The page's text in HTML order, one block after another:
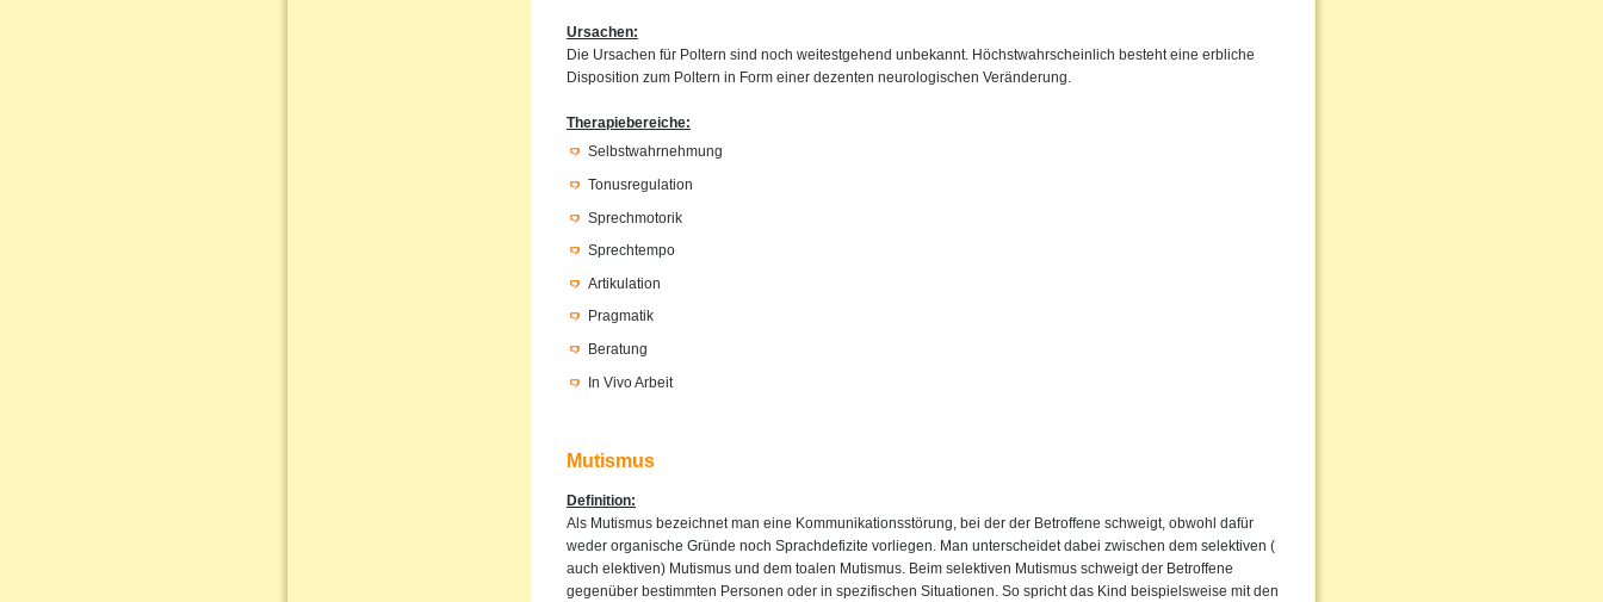
Ursachen:
Die Ursachen für Poltern sind noch weitestgehend unbekannt. Höchstwahrscheinlich besteht eine erbliche
Disposition zum Poltern in Form einer dezenten neurologischen Veränderung.
Therapiebereiche:
Selbstwahrnehmung
Tonusregulation
Sprechmotorik
Sprechtempo
Artikulation
Pragmatik
Beratung
In Vivo Arbeit
Mutismus
Definition:
Als Mutismus bezeichnet man eine Kommunikationsstörung, bei der der Betroffene schweigt, obwohl dafür
weder organische Gründe noch Sprachdefizite vorliegen. Man unterscheidet dabei zwischen dem selektiven (
auch elektiven) Mutismus und dem toalen Mutismus. Beim selektiven Mutismus schweigt der Betroffene
gegenüber bestimmten Personen oder in spezifischen Situationen. So spricht das Kind beispielsweise mit den